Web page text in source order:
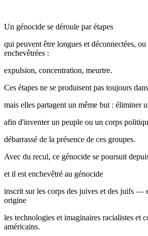
Un génocide se déroule par étapes
qui peuvent être longues et déconnectées,
enchevêtrées :
expulsion, concentration, meurtre.
Ces étapes ne se produisent pas toujours
mais elles partagent un même but : éliminer
afin d'inventer un peuple ou un corps
débarrassé de la présence de ces groupes.
Avec du recul, ce génocide se poursuit
et il est enchevêtré au génocide
inscrit sur les corps des juives et des juifs —
origine
les technologies et imaginaires racialistes et
américains.